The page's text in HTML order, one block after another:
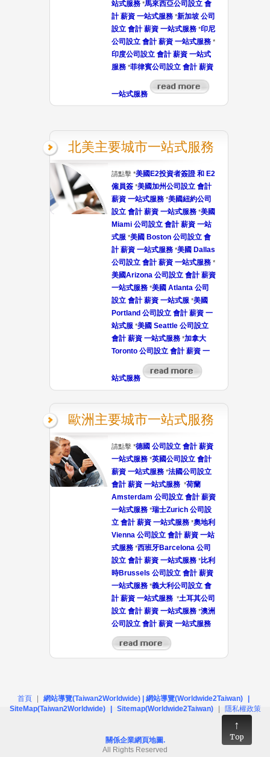
站式服務 *馬來西亞公司設立 會
計 薪資 一站式服務 *新加坡 公司
設立 會計 薪資 一站式服務 *印尼
公司設立 會計 薪資 一站式服務 *
印度公司設立 會計 薪資 一站式
服務*菲律賓公司設立 會計 薪資
一站式服務
北美主要城市一站式服務
請點擊 *美國E2投資者簽證 和 E2
僱員簽 *美國加州公司設立 會計
薪資 一站式服務 *美國紐約公司
設立 會計 薪資 一站式服務 *美國
Miami 公司設立 會計 薪資 一站
式服 *美國 Boston 公司設立 會
計 薪資 一站式服務*美國 Dallas
公司設立 會計 薪資 一站式服務 *
美國Arizona 公司設立 會計 薪資
一站式服務 *美國 Atlanta 公司
設立 會計 薪資 一站式服 *美國
Portland 公司設立 會計 薪資 一
站式服 *美國 Seattle 公司設立
會計 薪資 一站式服務 *加拿大
Toronto 公司設立 會計 薪資 一
站式服務
歐洲主要城市一站式服務
請點擊 *德國 公司設立 會計 薪資
一站式服務*英國公司設立 會計
薪資 一站式服務 *法國公司設立
會計 薪資 一站式服務 *荷蘭
Amsterdam 公司設立 會計 薪資
一站式服務 *瑞士Zurich 公司設
立 會計 薪資 一站式服務 *奧地利
Vienna 公司設立 會計 薪資 一站
式服務 *西班牙Barcelona 公司
設立 會計 薪資 一站式服務 *比利
時Brussels 公司設立 會計 薪資
一站式服務 *義大利公司設立 會
計 薪資 一站式服務 *土耳其公司
設立 會計 薪資 一站式服務 *澳洲
公司設立 會計 薪資 一站式服務
首頁 | 網站導覽(Taiwan2Worldwide) | 網站導覽(Worldwide2Taiwan)
|
SiteMap(Taiwan2Worldwide)
| Sitemap(Worldwide2Taiwan) | 隱私權政策
關係企業網頁地圖.
All Rights Reserved
Top